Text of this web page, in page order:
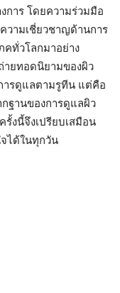
าร โดยความร่วมมือ
วามเชี่ยวชาญด้านการ
คทั่วโลกมาอย่าง
ายทอดนิยามของผิว
รดูแลตามรูทีน แต่คือ
ฐานของการดูแลผิว
งนี้จึงเปรียบเสมือน
ได้ในทุกวัน